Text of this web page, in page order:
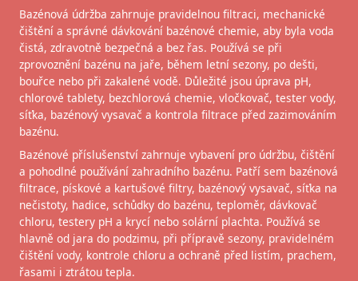
Bazénová údržba zahrnuje pravidelnou filtraci, mechanické
čištění a správné dávkování bazénové chemie, aby byla voda
čistá, zdravotně bezpečná a bez řas. Používá se při
zprovoznění bazénu na jaře, během letní sezony, po dešti,
bouřce nebo při zakalené vodě. Důležité jsou úprava pH,
chlorové tablety, bezchlorová chemie, vločkovač, tester vody,
síťka, bazénový vysavač a kontrola filtrace před zazimováním
bazénu.
Bazénové příslušenství zahrnuje vybavení pro údržbu, čištění
a pohodlné používání zahradního bazénu. Patří sem bazénová
filtrace, pískové a kartušové filtry, bazénový vysavač, síťka na
nečistoty, hadice, schůdky do bazénu, teploměr, dávkovač
chloru, testery pH a krycí nebo solární plachta. Používá se
hlavně od jara do podzimu, při přípravě sezony, pravidelném
čištění vody, kontrole chloru a ochraně před listím, prachem,
řasami i ztrátou tepla.